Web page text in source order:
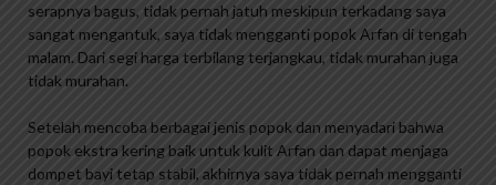
serapnya bagus, tidak pernah jatuh meskipun terkadang saya
sangat mengantuk, saya tidak mengganti popok Arfan di tengah
malam. Dari segi harga terbilang terjangkau, tidak murahan juga
tidak murahan.
Setelah mencoba berbagai jenis popok dan menyadari bahwa
popok ekstra kering baik untuk kulit Arfan dan dapat menjaga
dompet bayi tetap stabil, akhirnya saya tidak pernah mengganti